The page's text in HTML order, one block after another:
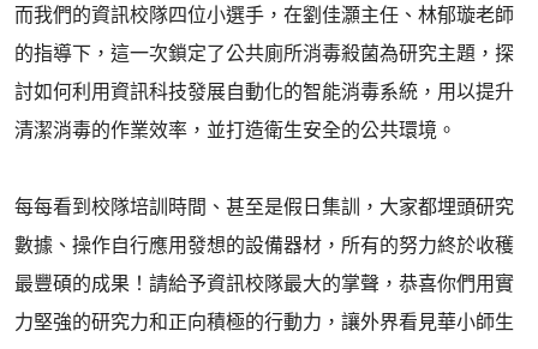
而我們的資訊校隊四位小選手，在劉佳灝主任、林郁璇老師
的指導下，這一次鎖定了公共廁所消毒殺菌為研究主題，探
討如何利用資訊科技發展自動化的智能消毒系統，用以提升
清潔消毒的作業效率，並打造衛生安全的公共環境。
每每看到校隊培訓時間、甚至是假日集訓，大家都埋頭研究
數據、操作自行應用發想的設備器材，所有的努力終於收穫
最豐碩的成果！請給予資訊校隊最大的掌聲，恭喜你們用實
力堅強的研究力和正向積極的行動力，讓外界看見華小師生